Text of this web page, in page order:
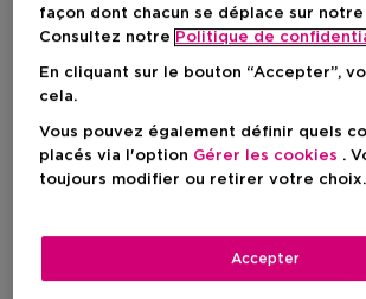
100 ML
100 ML
Prix promotionnel
113,60 €
142,00 €
Prix promotionnel
113,60 €
façon dont chacun se déplace sur
Consultez notre Politique de
En cliquant sur le bouton “Accepter”,
cela.
Vous pouvez également définir quels
placés via l'option Gérer les cookies .
toujours modifier ou retirer votre choix.
Accepter